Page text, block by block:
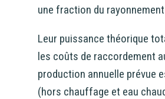
une fraction du
Leur puissance théorique
les coûts de raccordement
production annuelle prévue
(hors chauffage et eau